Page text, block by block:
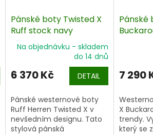
Pánské boty Twisted X
Ruff stock navy
Na objednávku - skladem
do 14 dnů
6 370 Kč DETAIL
Pánské westernové boty
Ruff Herren Twisted X v
nevšedním designu. Tato
stylová pánská
Pánské
7 290
X
trendy.
který se